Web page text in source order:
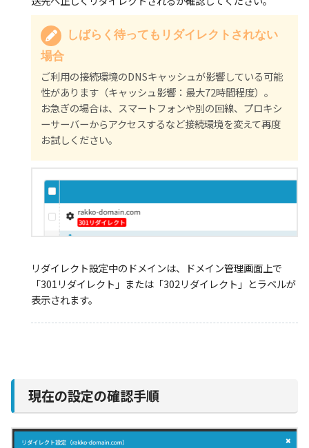
しばらく待ってもリダイレクトされない
場合
ご利用の接続環境のDNSキャッシュが影響している可能
性があります（キャッシュ影響：最大72時間程度）。
お急ぎの場合は、スマートフォンや別の回線、プロキシ
ーサーバーからアクセスするなど接続環境を変えて再度
お試しください。
リダイレクト設定中のドメインは、ドメイン管理画面上で
「301リダイレクト」または「302リダイレクト」とラベルが
表示されます。
現在の設定の確認手順